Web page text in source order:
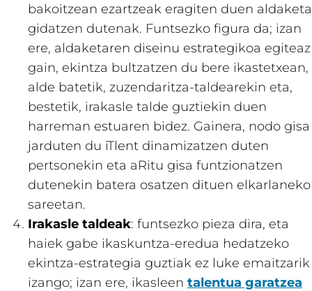
bakoitzean ezartzeak eragiten duen aldaketa
gidatzen dutenak. Funtsezko figura da; izan
ere, aldaketaren diseinu estrategikoa egiteaz
gain, ekintza bultzatzen du bere ikastetxean,
alde batetik, zuzendaritza-taldearekin eta,
bestetik, irakasle talde guztiekin duen
harreman estuaren bidez. Gainera, nodo gisa
jarduten du iTlent dinamizatzen duten
pertsonekin eta aRitu gisa funtzionatzen
dutenekin batera osatzen dituen elkarlaneko
sareetan.
Irakasle taldeak: funtsezko pieza dira, eta
haiek gabe ikaskuntza-eredua hedatzeko
ekintza-estrategia guztiak ez luke emaitzarik
izango; izan ere, ikasleen talentua garatzea